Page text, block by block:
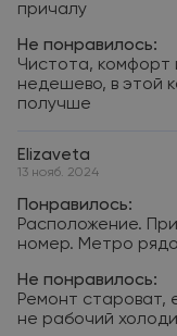
причалу
Не понравилось:
Чистота, комфорт
недешево, в этой
получше
Elizaveta
13 нояб. 2024
Понравилось:
Расположение.
номер. Метро
Не понравилось:
Ремонт староват,
не рабочий